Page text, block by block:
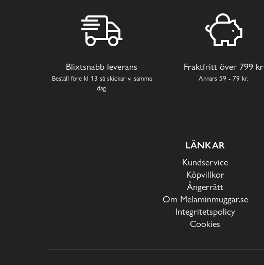
Blixtsnabb leverans
Beställ före kl 13 så skickar vi samma
dag.
Fraktfritt över 799 kr
Annars 59 - 79 kr.
LÄNKAR
Kundservice
Köpvillkor
Ångerrätt
Om Melaminmuggar.se
Integritetspolicy
Cookies